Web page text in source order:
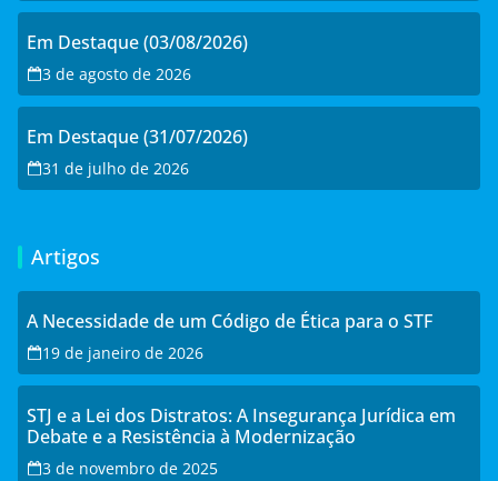
Em Destaque (03/08/2026)
3 de agosto de 2026
Em Destaque (31/07/2026)
31 de julho de 2026
Artigos
A Necessidade de um Código de Ética para o STF
19 de janeiro de 2026
STJ e a Lei dos Distratos: A Insegurança Jurídica em
Debate e a Resistência à Modernização
3 de novembro de 2025